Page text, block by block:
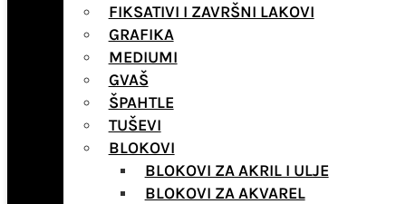
FIKSATIVI I ZAVRŠNI LAKOVI
GRAFIKA
MEDIUMI
GVAŠ
ŠPAHTLE
TUŠEVI
BLOKOVI
BLOKOVI ZA AKRIL I ULJE
BLOKOVI ZA AKVAREL